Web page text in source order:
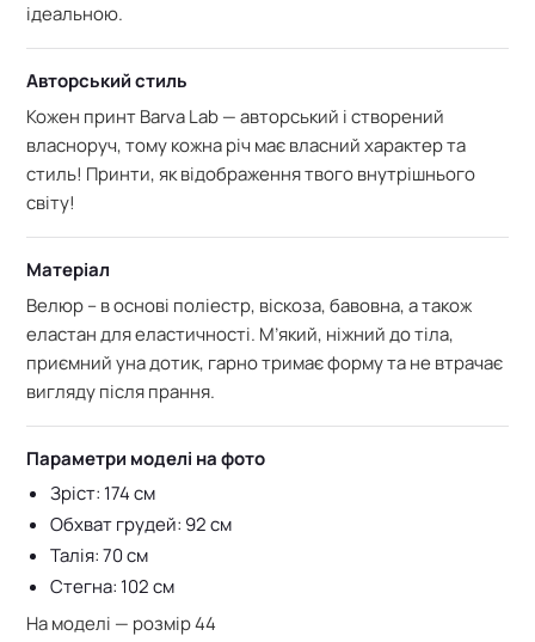
ідеальною.
Авторський стиль
Кожен принт Barva Lab — авторський і створений
власноруч, тому кожна річ має власний характер та
стиль! Принти, як відображення твого внутрішнього
світу!
Матеріал
Велюр – в основі поліестр, віскоза, бавовна, а також
еластан для еластичності. М’який, ніжний до тіла,
приємний уна дотик, гарно тримає форму та не втрачає
вигляду після прання.
Параметри моделі на фото
Зріст: 174 см
Обхват грудей: 92 см
Талія: 70 см
Стегна: 102 см
На моделі — розмір 44